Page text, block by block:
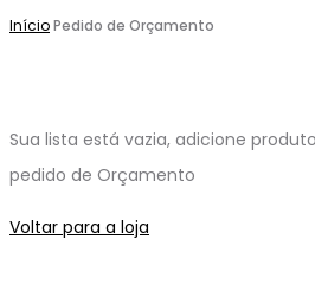
InícioPedido de Orçamento
Sua lista está vazia, adicione
pedido de Orçamento
Voltar para a loja